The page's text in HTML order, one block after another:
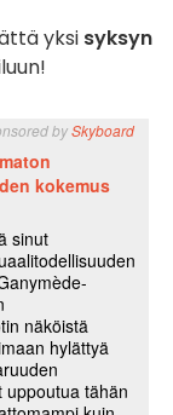
yksi syksyn